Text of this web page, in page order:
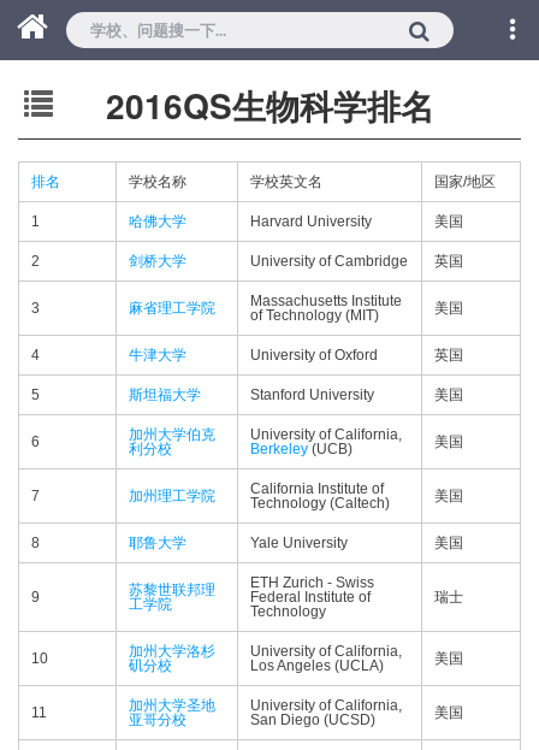
2016QS生物科学排名
排名 学校名称 学校英文名 国家/地区
1 哈佛大学 Harvard University 美国
2 剑桥大学 University of Cambridge 英国
3 麻省理工学院
Massachusetts Institute
of Technology (MIT)
美国
4 牛津大学 University of Oxford 英国
5 斯坦福大学 Stanford University 美国
6
加州大学伯克
利分校
University of California,
Berkeley (UCB) 美国
7 加州理工学院
California Institute of
Technology (Caltech)
美国
8 耶鲁大学 Yale University 美国
9
苏黎世联邦理
工学院
ETH Zurich - Swiss
Federal Institute of
Technology
瑞士
10
加州大学洛杉
矶分校
University of California,
Los Angeles (UCLA)
美国
11
加州大学圣地
亚哥分校
University of California,
San Diego (UCSD)
美国